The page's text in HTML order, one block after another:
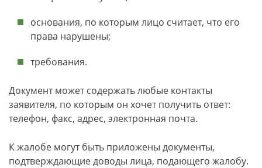
основания, по которым лицо считает, что его
права нарушены;
требования.
Документ может содержать любые контакты
заявителя, по которым он хочет получить ответ:
телефон, факс, адрес, электронная почта.
К жалобе могут быть приложены документы,
подтверждающие доводы лица, подающего жалобу.